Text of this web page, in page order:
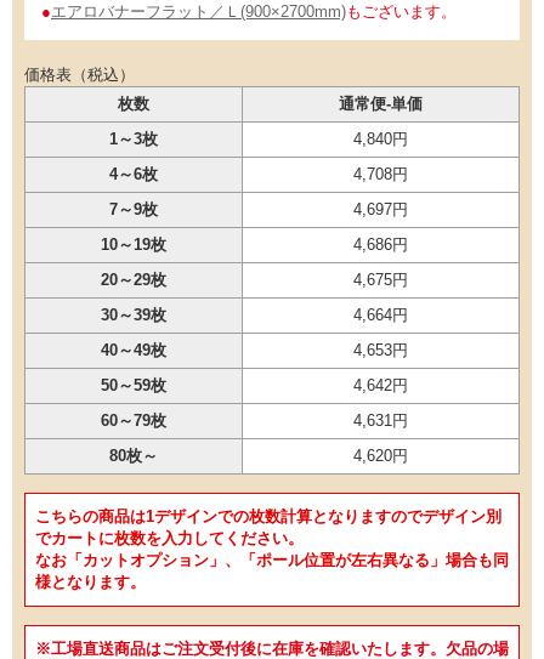
●エアロバナーフラット／Ｌ(900×2700mm)もございます。
価格表（税込）
枚数
通常便-単価
1～3枚
4,840円
4～6枚
4,708円
7～9枚
4,697円
10～19枚
4,686円
20～29枚
4,675円
30～39枚
4,664円
40～49枚
4,653円
50～59枚
4,642円
60～79枚
4,631円
80枚～
4,620円
こちらの商品は1デザインでの枚数計算となりますのでデザイン別
でカートに枚数を入力してください。
なお「カットオプション」、「ポール位置が左右異なる」場合も同
様となります。
※工場直送商品はご注文受付後に在庫を確認いたします。欠品の場